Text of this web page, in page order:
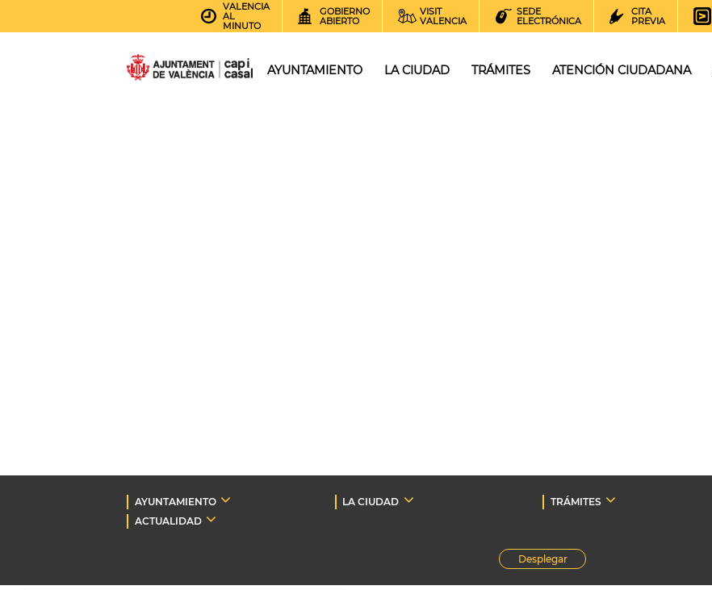
VALENCIA
AL
MINUTO
GOBIERNO
ABIERTO
VISIT
VALENCIA
SEDE
ELECTRÓNICA
CITA
PREVIA
AYUNTAMIENTO LA CIUDAD TRÁMITES ATENCIÓN CIUDADANA
AYUNTAMIENTO LA CIUDAD TRÁMITES
ACTUALIDAD
Desplegar